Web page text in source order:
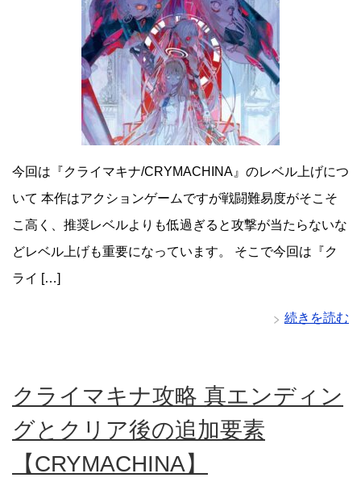
今回は『クライマキナ/CRYMACHINA』のレベル上げにつ
いて 本作はアクションゲームですが戦闘難易度がそこそ
こ高く、推奨レベルよりも低過ぎると攻撃が当たらないな
どレベル上げも重要になっています。 そこで今回は『ク
ライ […]
続きを読む
クライマキナ攻略 真エンディン
グとクリア後の追加要素
【CRYMACHINA】